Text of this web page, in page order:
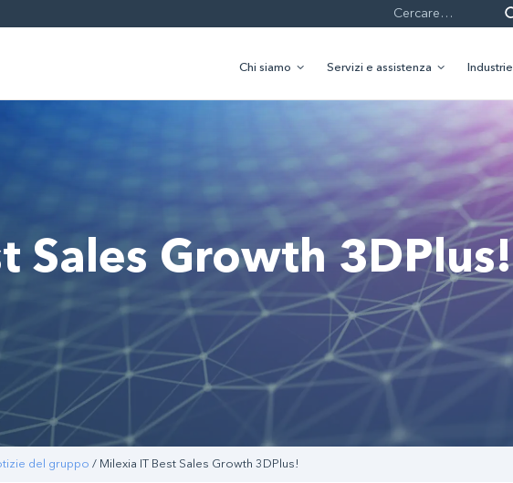
Chi siamo Servizi e assistenza Industrie
Sales Growth 3DPlus!
del gruppo / Milexia IT Best Sales Growth 3DPlus!